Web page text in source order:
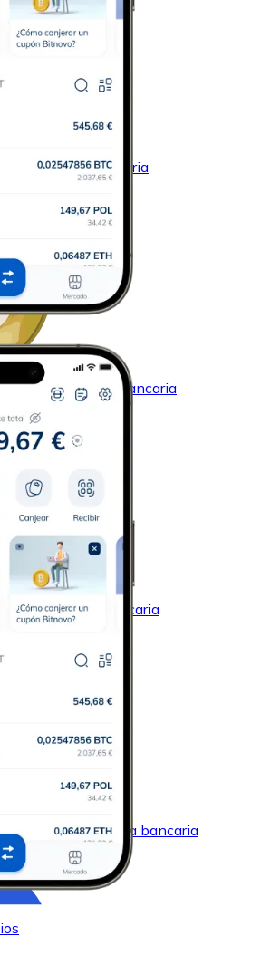
bancaria
transferencia bancaria
transferencia bancaria
con transferencia bancaria